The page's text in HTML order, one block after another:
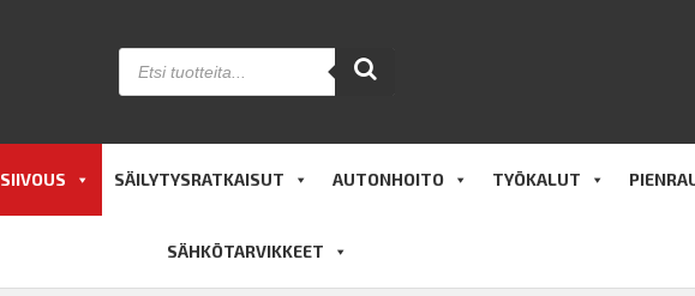
Products
search
SIIVOUS SÄILYTYSRATKAISUT AUTONHOITO TYÖKALUT
SÄHKÖTARVIKKEET